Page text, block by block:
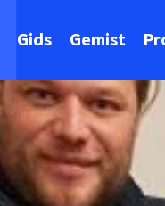
Gids Gemist